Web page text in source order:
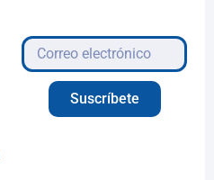
Suscríbete